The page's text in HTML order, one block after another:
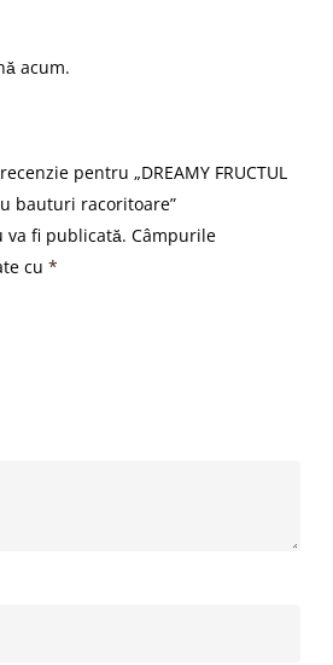
acum.
pentru „DREAMY FRUCTUL
bauturi racoritoare”
va fi publicată. Câmpurile
cu *